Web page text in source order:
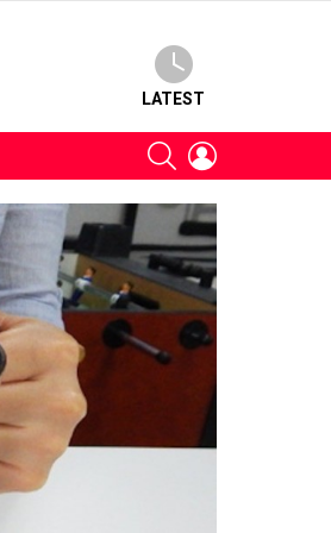
LATEST
SEARCH